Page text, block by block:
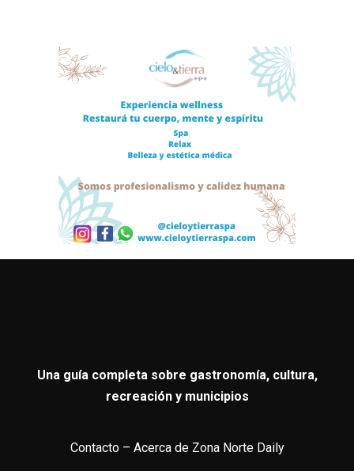
Una guía completa sobre gastronomía, cultura,
recreación y municipios
Contacto– Acerca de Zona Norte Daily